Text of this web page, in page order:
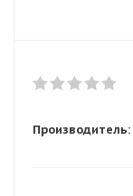
Производитель: